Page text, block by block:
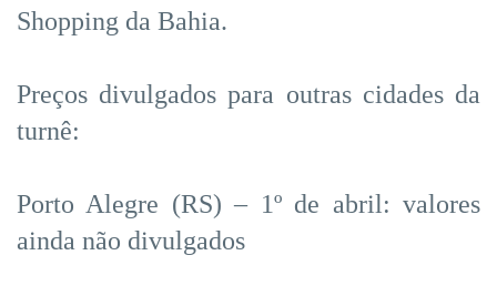
Shopping da Bahia.
Preços divulgados para outras cidades da
turnê:
Porto Alegre (RS) – 1º de abril: valores
ainda não divulgados